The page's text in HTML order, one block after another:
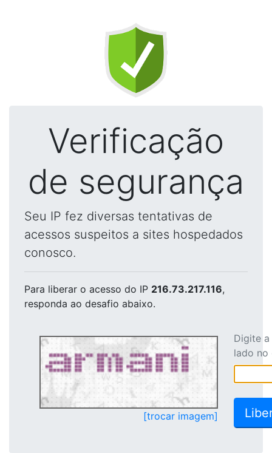
Verificação
de segurança
Seu IP fez diversas tentativas de
acessos suspeitos a sites hospedados
conosco.
Para liberar o acesso do IP 216.73.217.116,
responda ao desafio abaixo.
[trocar imagem]
Digite
lado no